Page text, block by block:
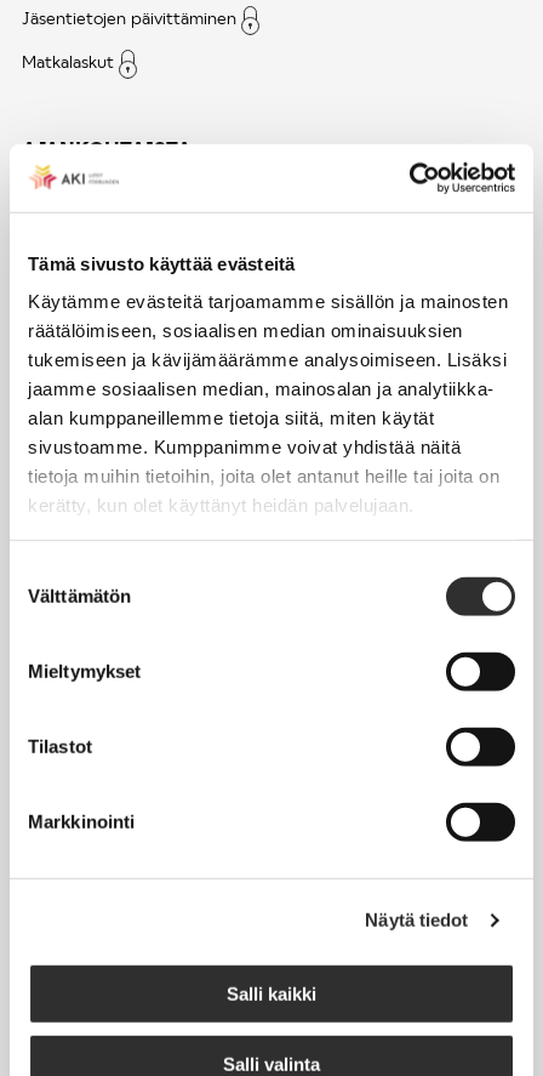
Tämä sivusto käyttää evästeitä
Käytämme evästeitä tarjoamamme sisällön ja mainosten
räätälöimiseen, sosiaalisen median ominaisuuksien
tukemiseen ja kävijämäärämme analysoimiseen. Lisäksi
jaamme sosiaalisen median, mainosalan ja analytiikka-
alan kumppaneillemme tietoja siitä, miten käytät
sivustoamme. Kumppanimme voivat yhdistää näitä
tietoja muihin tietoihin, joita olet antanut heille tai joita on
kerätty, kun olet käyttänyt heidän palvelujaan.
valinta
Välttämätön
Mieltymykset
Tilastot
Markkinointi
Näytä tiedot
Salli kaikki
Salli valinta
Jäsentietojen päivittäminen
Matkalaskut
AJANKOHTAISTA
Crux-lehti
JOBI
TYÖELÄMÄOPAS
Työnhaku
KirVESTES 2025-2028, KJTES sekä muut työ- ja
Palkkaus
Työttömyys ja lomautukset
Kesätyöntekijän työehdot ja palkkaus seurakuntien hengellisessä